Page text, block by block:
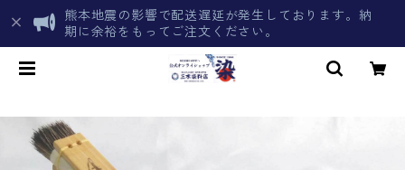
熊本地震の影響で配送遅延が発生しております。納
期に余裕をもってご注文ください。